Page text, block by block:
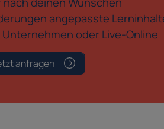
angepasste
Unternehmen oder Live-Online
anfragen